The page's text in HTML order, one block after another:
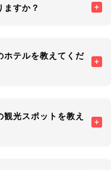
すか？
ホテルを教えてくだ
光スポットを教え